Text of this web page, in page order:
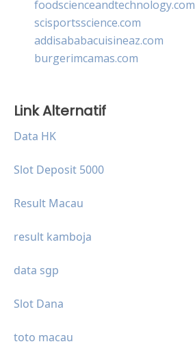
foodscienceandtechnology.com
scisportsscience.com
addisababacuisineaz.com
burgerimcamas.com
Link Alternatif
Data HK
Slot Deposit 5000
Result Macau
result kamboja
data sgp
Slot Dana
toto macau